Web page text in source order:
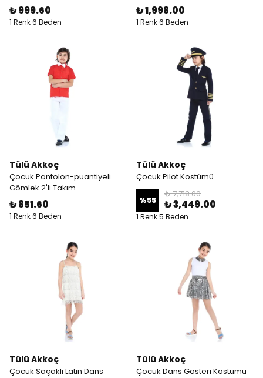
₺ 999.60
1 Renk 6 Beden
₺ 1,998.00
1 Renk 6 Beden
Tülü Akkoç
Çocuk Pantolon-puantiyeli
Gömlek 2'li Takım
₺ 851.60
1 Renk 6 Beden
Tülü Akkoç
Çocuk Pilot Kostümü
%55
₺ 7,718.00
₺ 3,449.00
1 Renk 5 Beden
Tülü Akkoç
Çocuk Saçaklı Latin Dans
Tülü Akkoç
Çocuk Dans Gösteri Kostümü